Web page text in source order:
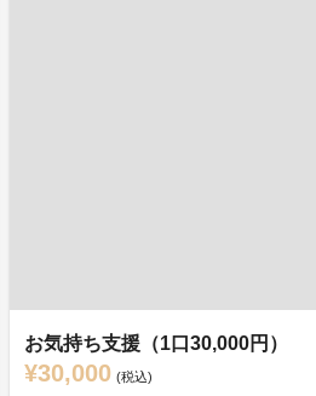
お気持ち支援（1口30,000円）
¥30,000 (税込)